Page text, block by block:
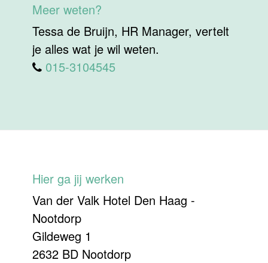
Meer weten?
Tessa de Bruijn, HR Manager, vertelt
je alles wat je wil weten.
015-3104545
Hier ga jij werken
Van der Valk Hotel Den Haag -
Nootdorp
Gildeweg 1
2632 BD Nootdorp